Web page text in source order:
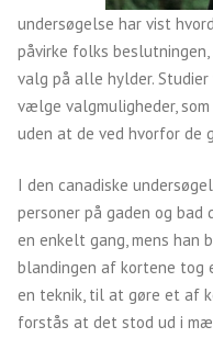
undersøgelse har vist
påvirke folks
valg på alle hylder.
vælge valgmuligheder,
uden at de ved hvorfor de
I den canadiske
personer på gaden og
en enkelt gang, mens han
blandingen af kortene tog
en teknik, til at gøre et af
forstås at det stod ud i